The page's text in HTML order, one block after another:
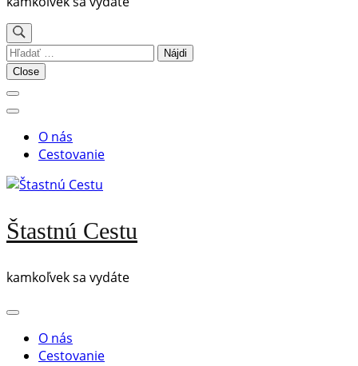
Hľadať:
Close
O nás
Cestovanie
Štastnú Cestu
kamkoľvek sa vydáte
O nás
Cestovanie